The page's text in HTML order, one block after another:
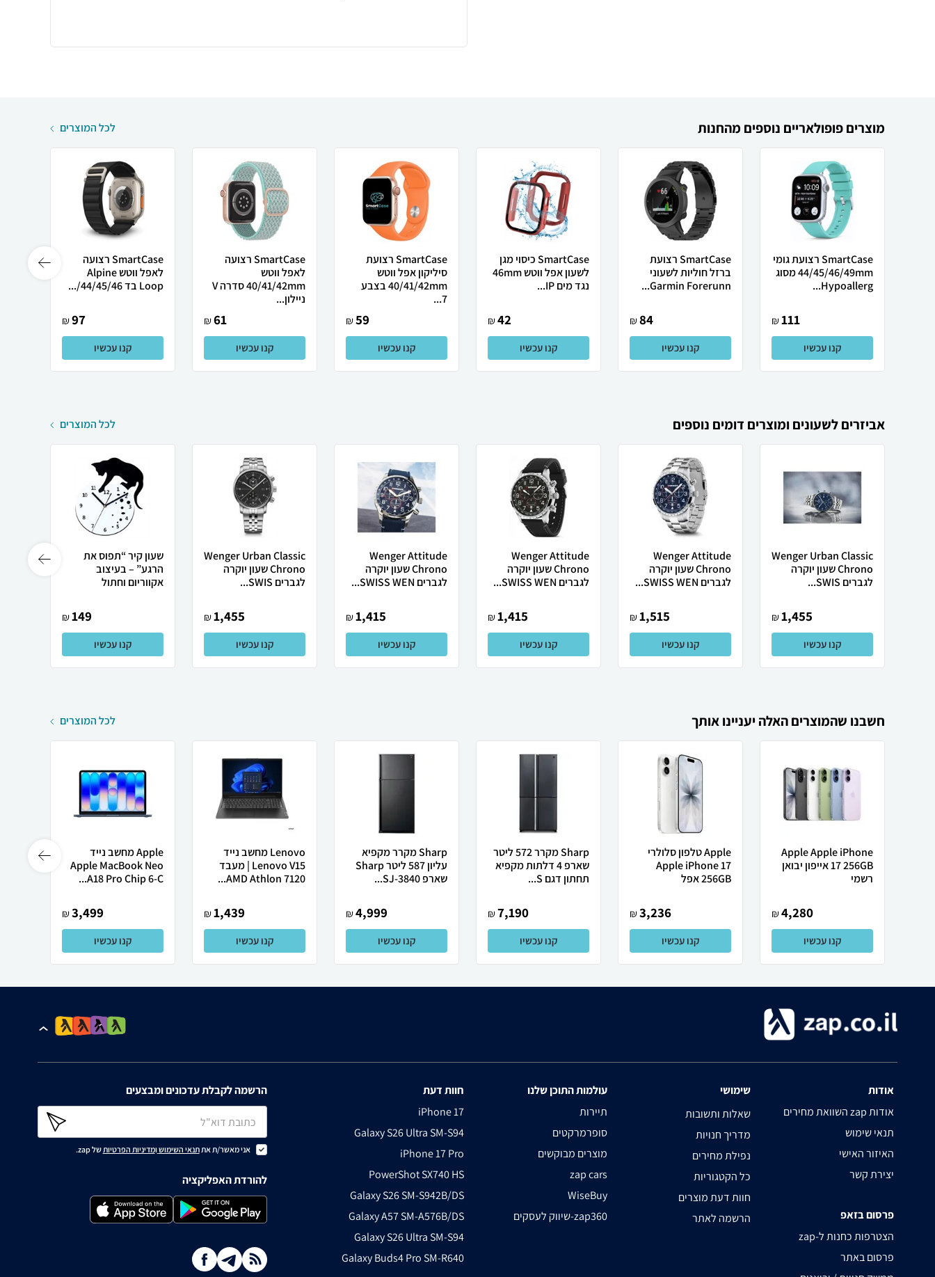
מוצרים פופולאריים נוספים מהחנות לכל המוצרים
SmartCase רצועת גומי
44/45/46/49mm מסוג
Hypoallerg...
111
₪
קנו עכשיו
SmartCase רצועת
ברזל חוליות לשעוני
Garmin Forerunn...
84
₪
קנו עכשיו
SmartCase כיסוי מגן
לשעון אפל ווטש 46mm
נגד מים IP...
42
₪
קנו עכשיו
SmartCase רצועת
סיליקון אפל ווטש
40/41/42mm בצבע
7...
59
₪
קנו עכשיו
SmartCase רצועה
לאפל ווטש
40/41/42mm סדרה V
ניילון...
61
₪
קנו עכשיו
SmartCase רצועה
לאפל ווטש Alpine
Loop בד 44/45/46/...
97
₪
קנו עכשיו
אביזרים לשעונים ומוצרים דומים נוספים לכל המוצרים
Wenger Urban Classic
Chrono שעון יוקרה
לגברים SWIS...
1,455
₪
קנו עכשיו
Wenger Attitude
Chrono שעון יוקרה
לגברים SWISS WEN...
1,515
₪
קנו עכשיו
Wenger Attitude
Chrono שעון יוקרה
לגברים SWISS WEN...
1,415
₪
קנו עכשיו
Wenger Attitude
Chrono שעון יוקרה
לגברים SWISS WEN...
1,415
₪
קנו עכשיו
Wenger Urban Classic
Chrono שעון יוקרה
לגברים SWIS...
1,455
₪
קנו עכשיו
שעון קיר “תפוס את
הרגע” – בעיצוב
אקווריום וחתול
149
₪
קנו עכשיו
חשבנו שהמוצרים האלה יעניינו אותך לכל המוצרים
Apple Apple iPhone
17 256GB אייפון יבואן
רשמי
4,280
₪
קנו עכשיו
Apple טלפון סלולרי
Apple iPhone 17
256GB אפל
3,236
₪
קנו עכשיו
Sharp מקרר 572 ליטר
שארפ 4 דלתות מקפיא
תחתון דגם S...
7,190
₪
קנו עכשיו
Sharp מקרר מקפיא
עליון 587 ליטר Sharp
שארפ SJ-3840...
4,999
₪
קנו עכשיו
Lenovo מחשב נייד
Lenovo V15 | מעבד
AMD Athlon 7120...
1,439
₪
קנו עכשיו
Apple מחשב נייד
Apple MacBook Neo
A18 Pro Chip 6-C...
3,499
₪
קנו עכשיו
אודות
השוואת מחירים zap אודות
תנאי שימוש
האיזור האישי
יצירת קשר
פרסום בזאפ
zap-הצטרפות כחנות ל
פרסום באתר
שימושי
שאלות ותשובות
מדריך חנויות
נפילת מחירים
כל הקטגוריות
חוות דעת מוצרים
הרשמה לאתר
עולמות התוכן שלנו
תיירות
סופרמרקטים
מוצרים מבוקשים
zap cars
WiseBuy
שיווק לעסקים-zap360
חוות דעת
iPhone 17
Galaxy S26 Ultra SM-S94
iPhone 17 Pro
PowerShot SX740 HS
Galaxy S26 SM-S942B/DS
Galaxy A57 SM-A576B/DS
Galaxy S26 Ultra SM-S94
Galaxy Buds4 Pro SM-R640
הרשמה לקבלת עדכונים ומבצעים
אני מאשר/ת אתתנאי השימושומדיניות הפרטיותשל zap.
להורדת האפליקציה